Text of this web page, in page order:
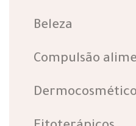
Beleza
Compulsão